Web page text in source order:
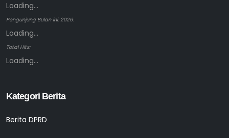
Loading...
Pengunjung Bulan ini: 2026:
Loading...
Total Hits:
Loading...
Kategori Berita
Berita DPRD